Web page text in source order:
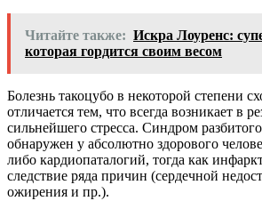
Читайте также: Искра Лоуренс:
которая гордится своим весом
Болезнь такоцубо в некоторой степени
отличается тем, что всегда возникает в
сильнейшего стресса. Синдром
обнаружен у абсолютно здорового
либо кардиопаталогий, тогда как
следствие ряда причин (сердечной
ожирения и пр.).